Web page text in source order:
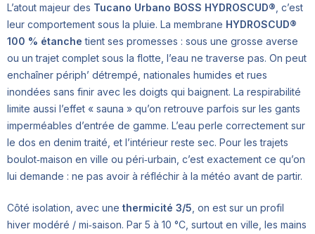
L’atout majeur des Tucano Urbano BOSS HYDROSCUD® , c’est
leur comportement sous la pluie. La membrane HYDROSCUD®
100 % étanche tient ses promesses : sous une grosse averse
ou un trajet complet sous la flotte, l’eau ne traverse pas. On peut
enchaîner périph’ détrempé, nationales humides et rues
inondées sans finir avec les doigts qui baignent. La respirabilité
limite aussi l’effet « sauna » qu’on retrouve parfois sur les gants
imperméables d’entrée de gamme. L’eau perle correctement sur
le dos en denim traité, et l’intérieur reste sec. Pour les trajets
boulot‑maison en ville ou péri‑urbain, c’est exactement ce qu’on
lui demande : ne pas avoir à réfléchir à la météo avant de partir.
Côté isolation, avec une thermicité 3/5 , on est sur un profil
hiver modéré / mi‑saison. Par 5 à 10 °C, surtout en ville, les mains